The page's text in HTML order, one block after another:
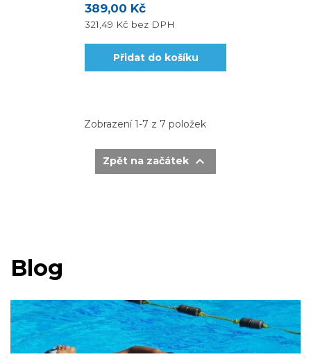
389,00 Kč
321,49 Kč bez DPH
Přidat do košíku
Zobrazení 1-7 z 7 položek
Zpět na začátek 
Blog